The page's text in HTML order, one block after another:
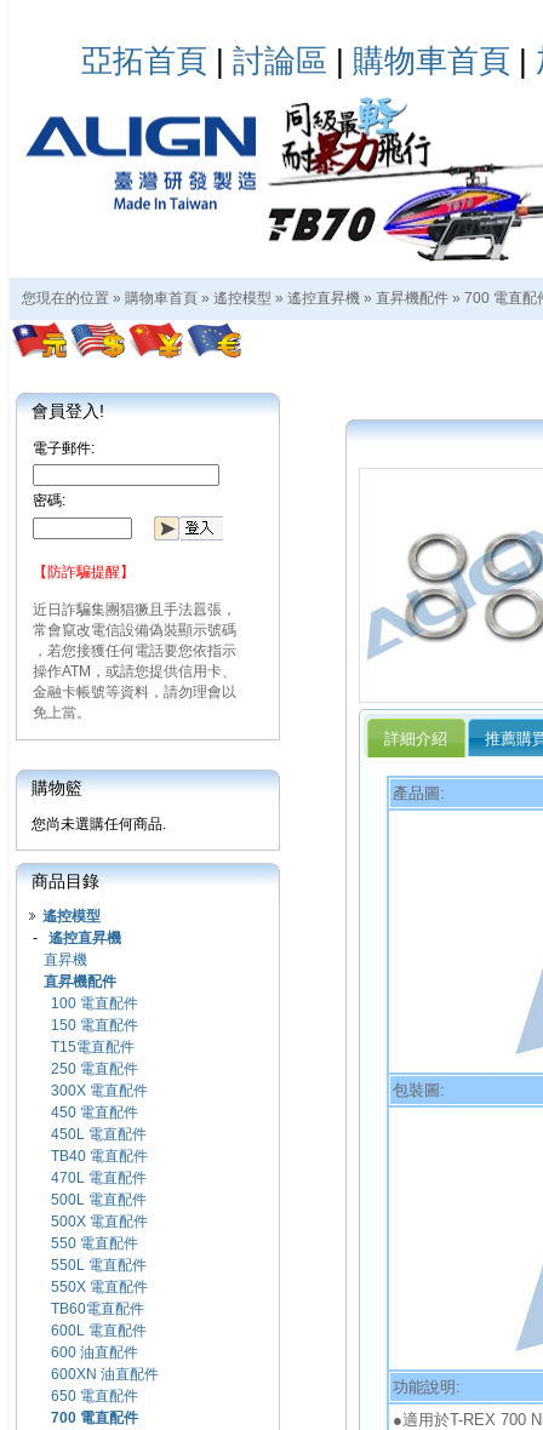
亞拓首頁 | 討論區 | 購物車首頁 |
您現在的位置 » 購物車首頁 » 遙控模型 » 遙控直昇機 » 直昇機配件 » 700 電直配
會員登入!
電子郵件:
密碼:
【防詐騙提醒】
近日詐騙集團猖獗且手法囂張，
常會竄改電信設備偽裝顯示號碼
，若您接獲任何電話要您依指示
操作ATM，或請您提供信用卡、
金融卡帳號等資料，請勿理會以
免上當。
購物籃
您尚未選購任何商品.
商品目錄
遙控模型
- 遙控直昇機
直昇機
直昇機配件
100 電直配件
150 電直配件
T15電直配件
250 電直配件
300X 電直配件
450 電直配件
450L 電直配件
TB40 電直配件
470L 電直配件
500L 電直配件
500X 電直配件
550 電直配件
550L 電直配件
550X 電直配件
TB60電直配件
600L 電直配件
600 油直配件
600XN 油直配件
650 電直配件
700 電直配件
詳細介紹 推薦購
產品圖:
包裝圖:
功能說明:
●適用於T-REX 700